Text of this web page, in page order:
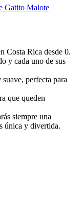
Gatito Malote
Costa Rica desde 0.
y cada uno de sus
perfecta para
que queden
siempre una
única y divertida.